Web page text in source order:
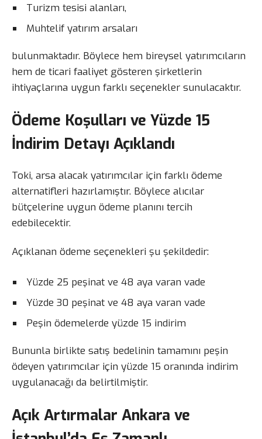
Turizm tesisi alanları,
Muhtelif yatırım arsaları
bulunmaktadır. Böylece hem bireysel yatırımcıların
hem de ticari faaliyet gösteren şirketlerin
ihtiyaçlarına uygun farklı seçenekler sunulacaktır.
Ödeme Koşulları ve Yüzde 15
İndirim Detayı Açıklandı
Toki, arsa alacak yatırımcılar için farklı ödeme
alternatifleri hazırlamıştır. Böylece alıcılar
bütçelerine uygun ödeme planını tercih
edebilecektir.
Açıklanan ödeme seçenekleri şu şekildedir:
Yüzde 25 peşinat ve 48 aya varan vade
Yüzde 30 peşinat ve 48 aya varan vade
Peşin ödemelerde yüzde 15 indirim
Bununla birlikte satış bedelinin tamamını peşin
ödeyen yatırımcılar için yüzde 15 oranında indirim
uygulanacağı da belirtilmiştir.
Açık Artırmalar Ankara ve